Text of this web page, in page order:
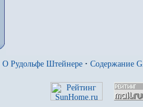
О Рудольфе Штейнере · Содержание